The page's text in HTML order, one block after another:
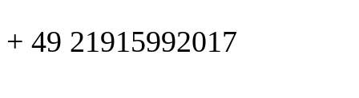
+ 49 21915992017